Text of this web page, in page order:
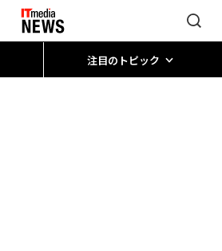
注目のトピック